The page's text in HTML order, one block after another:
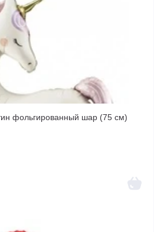
фольгированный шар (75 см)